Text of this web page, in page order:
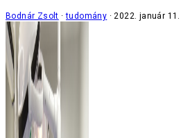
Bodnár Zsolt tudomány 2022. január 11.